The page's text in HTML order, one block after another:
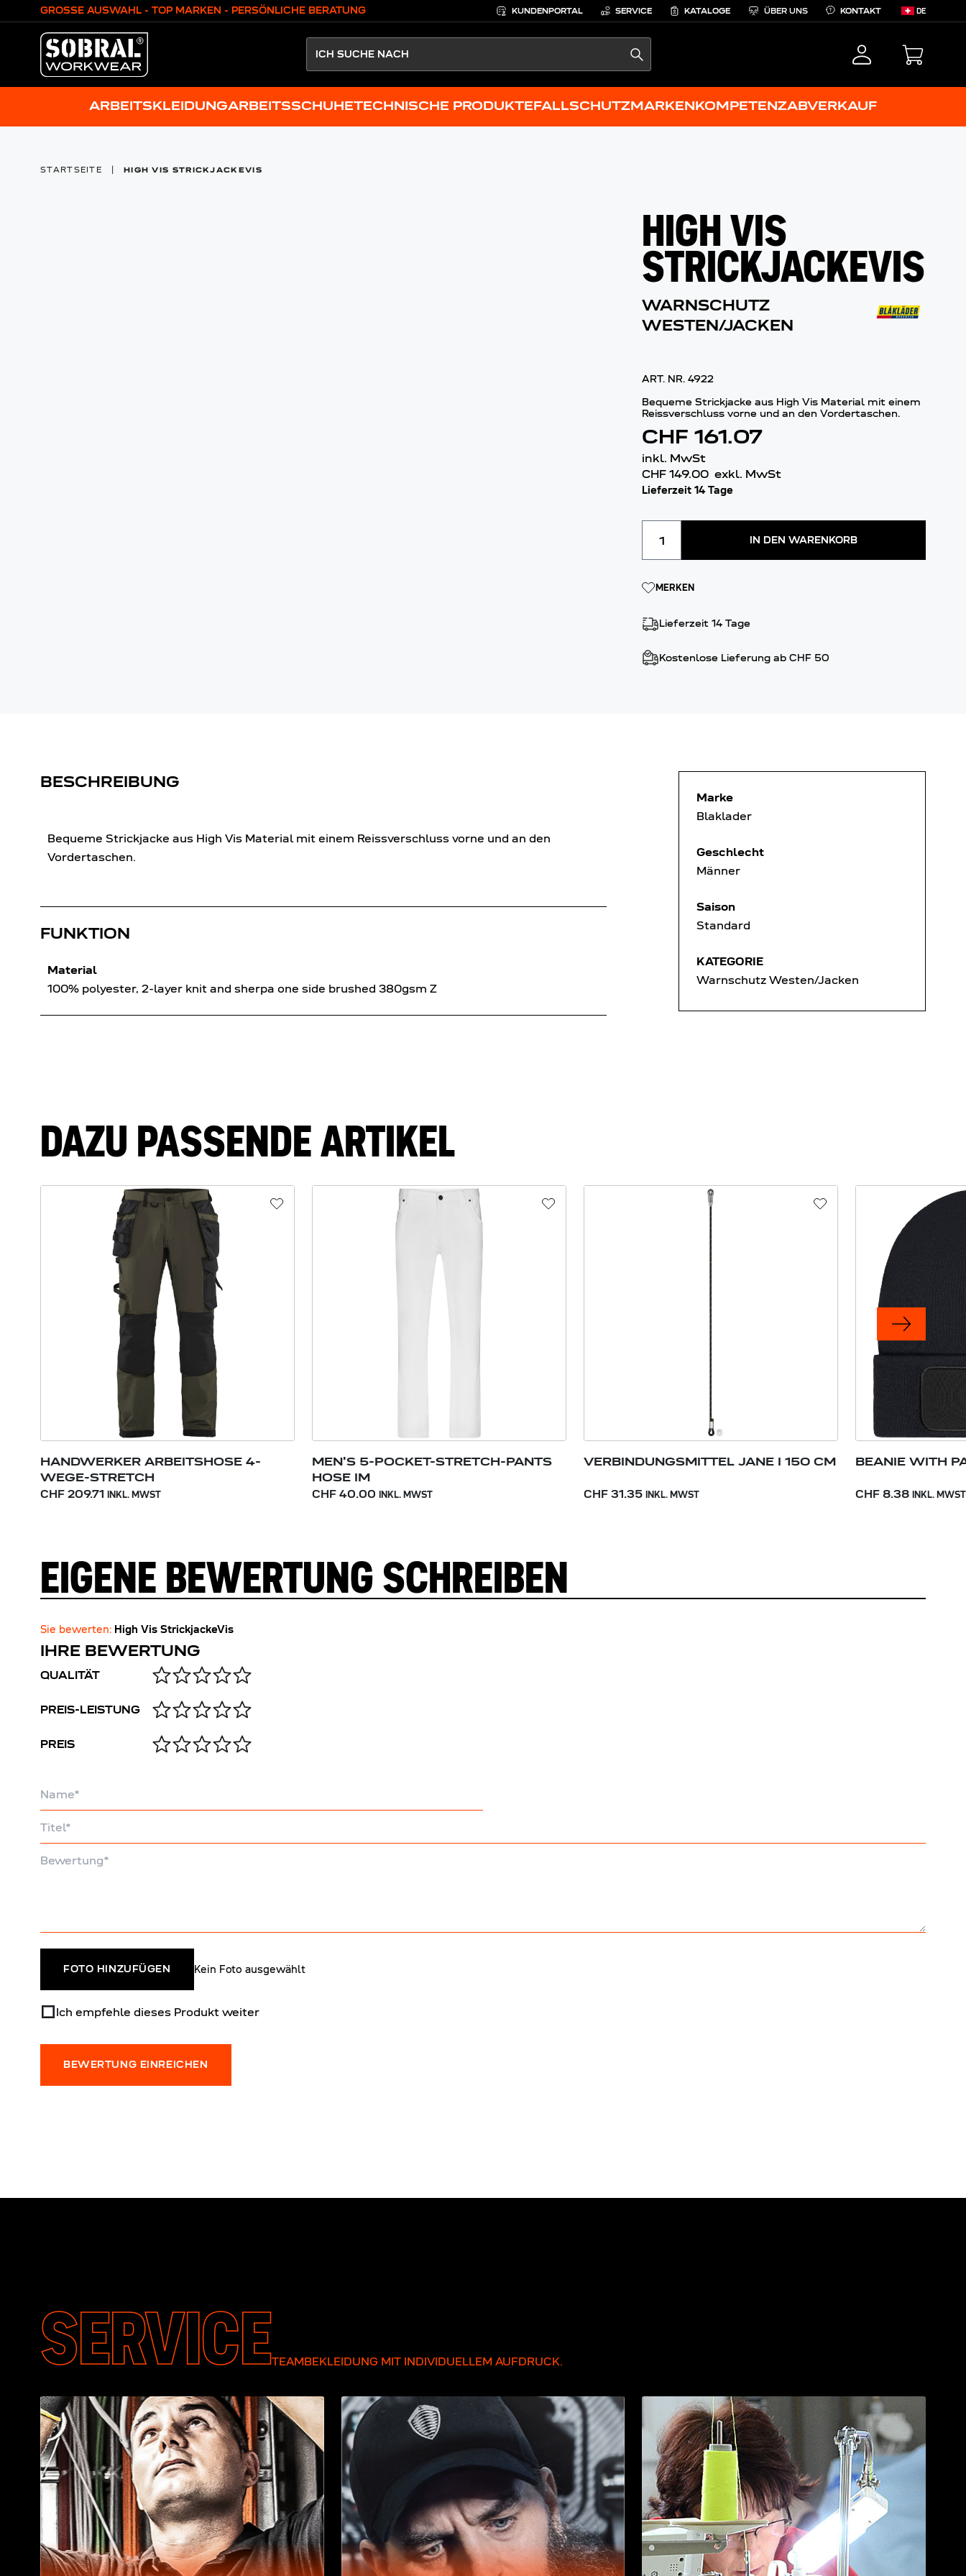
Zum Inhalt springen
GROSSE AUSWAHL - TOP MARKEN - PERSÖNLICHE BERATUNG KUNDENPORTAL SERVICE KATALOGE ÜBER UNS KONTAKT DE
SEARCH
ARBEITSKLEIDUNGARBEITSSCHUHETECHNISCHE PRODUKTEFALLSCHUTZMARKENKOMPETENZABVERKAUF
STARTSEITE HIGH VIS STRICKJACKEVIS
HIGH VIS
STRICKJACKEVIS
WARNSCHUTZ
WESTEN/JACKEN
ART. NR.4922
Bequeme Strickjacke aus High Vis Material mit einem
Reissverschluss vorne und an den Vordertaschen.
CHF 161.07
inkl. MwSt
CHF 149.00 exkl. MwSt
Lieferzeit 14 Tage
IN DEN WARENKORB
MERKEN
Lieferzeit 14 Tage
Kostenlose Lieferung ab CHF 50
BESCHREIBUNG
Bequeme Strickjacke aus High Vis Material mit einem Reissverschluss vorne und an den
Vordertaschen.
FUNKTION
Material
100% polyester, 2-layer knit and sherpa one side brushed 380gsm Z
Marke
Blaklader
Geschlecht
Männer
Saison
Standard
KATEGORIE
Warnschutz Westen/Jacken
DAZU PASSENDE ARTIKEL
HANDWERKER ARBEITSHOSE 4-
WEGE-STRETCH
CHF 209.71 INKL. MWST
MEN'S 5-POCKET-STRETCH-PANTS
HOSE IM
CHF 40.00 INKL. MWST
VERBINDUNGSMITTEL JANE I 150 CM
CHF 31.35 INKL. MWST
BEANIE WITH
CHF 8.38 INKL. MWST
EIGENE BEWERTUNG SCHREIBEN
Sie bewerten: High Vis StrickjackeVis
IHRE BEWERTUNG
QUALITÄT
PREIS-LEISTUNG
PREIS
FOTO HINZUFÜGEN Kein Foto ausgewählt
Ich empfehle dieses Produkt weiter
BEWERTUNG EINREICHEN
SERVICETEAMBEKLEIDUNG MIT INDIVIDUELLEM AUFDRUCK.